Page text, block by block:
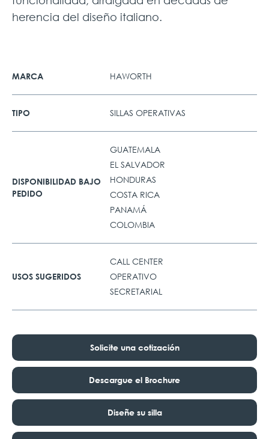
herencia del diseño italiano.
MARCA HAWORTH
TIPO SILLAS OPERATIVAS
DISPONIBILIDAD BAJO
PEDIDO
GUATEMALA
EL SALVADOR
HONDURAS
COSTA RICA
PANAMÁ
COLOMBIA
USOS SUGERIDOS
CALL CENTER
OPERATIVO
SECRETARIAL
Solicite una cotización
Descargue el Brochure
Diseñe su silla